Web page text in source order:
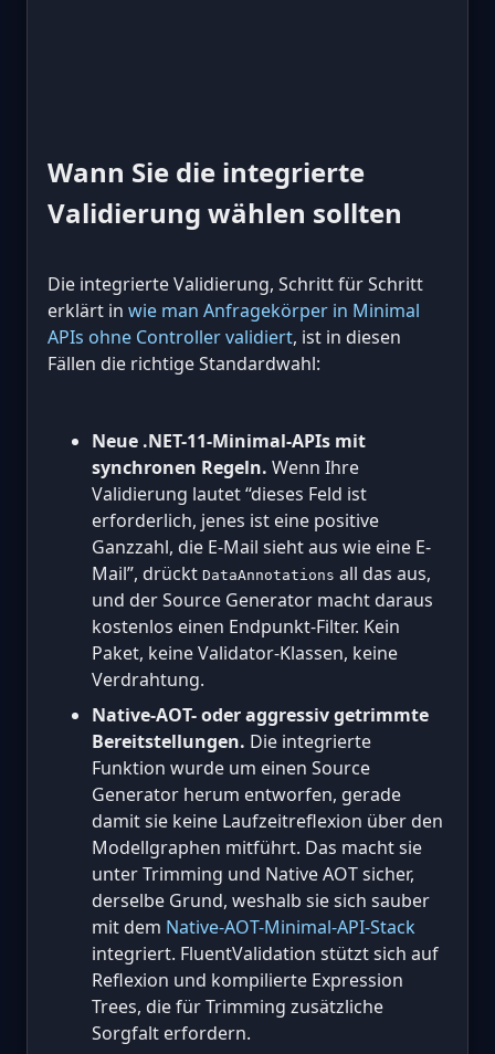
Wann Sie die integrierte
Validierung wählen sollten
Die integrierte Validierung, Schritt für Schritt
erklärt in wie man Anfragekörper in Minimal
APIs ohne Controller validiert, ist in diesen
Fällen die richtige Standardwahl:
Neue .NET-11-Minimal-APIs mit
synchronen Regeln. Wenn Ihre
Validierung lautet “dieses Feld ist
erforderlich, jenes ist eine positive
Ganzzahl, die E-Mail sieht aus wie eine E-
Mail”, drückt DataAnnotations all das aus,
und der Source Generator macht daraus
kostenlos einen Endpunkt-Filter. Kein
Paket, keine Validator-Klassen, keine
Verdrahtung.
Native-AOT- oder aggressiv getrimmte
Bereitstellungen. Die integrierte
Funktion wurde um einen Source
Generator herum entworfen, gerade
damit sie keine Laufzeitreflexion über den
Modellgraphen mitführt. Das macht sie
unter Trimming und Native AOT sicher,
derselbe Grund, weshalb sie sich sauber
mit dem Native-AOT-Minimal-API-Stack
integriert. FluentValidation stützt sich auf
Reflexion und kompilierte Expression
Trees, die für Trimming zusätzliche
Sorgfalt erfordern.